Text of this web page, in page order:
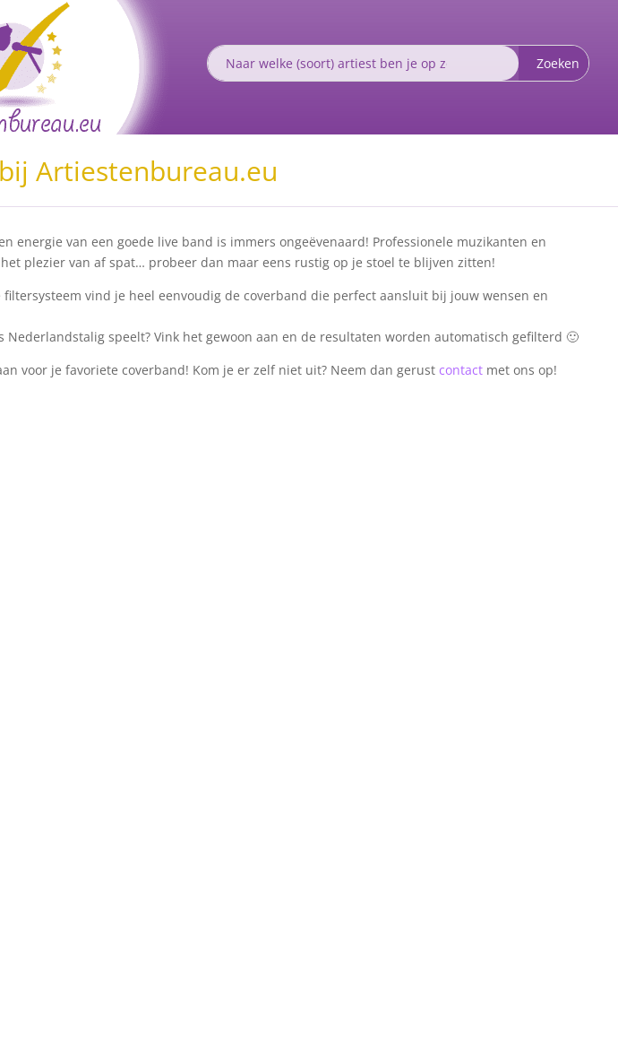
Artiestenbureau.eu
energie van een goede live band is immers ongeëvenaard! Professionele muzikanten en
plezier van af spat… probeer dan maar eens rustig op je stoel te blijven zitten!
vind je heel eenvoudig de coverband die perfect aansluit bij jouw wensen en
speelt? Vink het gewoon aan en de resultaten worden automatisch gefilterd 🙂
voor je favoriete coverband! Kom je er zelf niet uit? Neem dan gerust contact met ons op!